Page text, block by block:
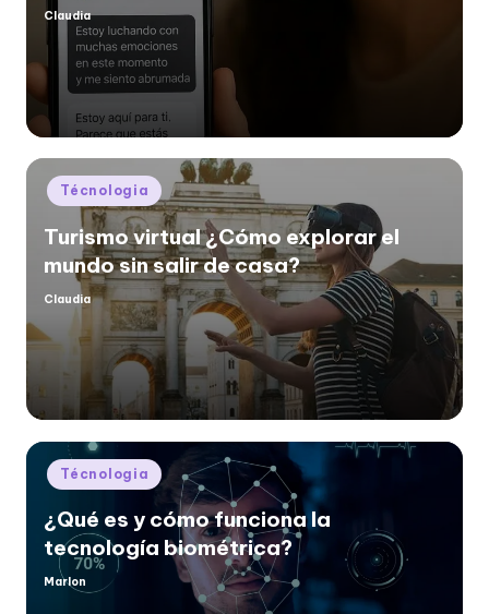
Posted
Claudia
Posted
in
Técnologia
Turismo virtual ¿Cómo explorar el
mundo sin salir de casa?
Posted
Claudia
Posted
in
Técnologia
¿Qué es y cómo funciona la
tecnología biométrica?
Posted
Marlon